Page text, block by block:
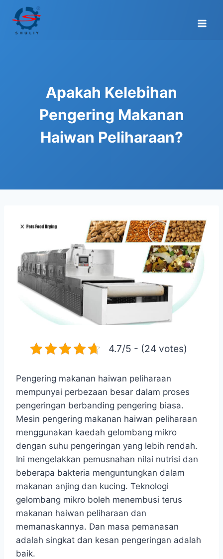
content
Apakah Kelebihan
Pengering Makanan
Haiwan Peliharaan?
4.7/5 - (24 votes)
Pengering makanan haiwan peliharaan
mempunyai perbezaan besar dalam proses
pengeringan berbanding pengering biasa.
Mesin pengering makanan haiwan peliharaan
menggunakan kaedah gelombang mikro
dengan suhu pengeringan yang lebih rendah.
Ini mengelakkan pemusnahan nilai nutrisi dan
beberapa bakteria menguntungkan dalam
makanan anjing dan kucing. Teknologi
gelombang mikro boleh menembusi terus
makanan haiwan peliharaan dan
memanaskannya. Dan masa pemanasan
adalah singkat dan kesan pengeringan adalah
baik.